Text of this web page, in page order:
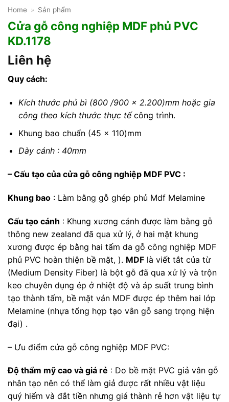
Home » Sản phẩm
Cửa gỗ công nghiệp MDF phủ PVC
KD.1178
Liên hệ
Quy cách:
Kích thước phủ bì (800 /900 x 2.200)mm hoặc gia
công theo kích thước thực tếcông trình.
Khung bao chuẩn (45 x 110)mm
Dày cánh : 40mm
– Cấu tạo của cửa gỗ công nghiệp MDF PVC :
Khung bao : Làm bằng gỗ ghép phủ Mdf Melamine
Cấu tạo cánh : Khung xương cánh được làm bằng gỗ
thông new zealand đã qua xử lý, ở hai mặt khung
xương được ép bằng hai tấm da gỗ công nghiệp MDF
phủ PVC hoàn thiện bề mặt, ). MDF là viết tắt của từ
(Medium Density Fiber) là bột gỗ đã qua xử lý và trộn
keo chuyên dụng ép ở nhiệt độ và áp suất trung bình
tạo thành tấm, bề mặt ván MDF được ép thêm hai lớp
Melamine (nhựa tổng hợp tạo vân gỗ sang trọng hiện
đại) .
– Ưu điểm cửa gỗ công nghiệp MDF PVC:
Độ thẩm mỹ cao và giá rẻ : Do bề mặt PVC giả vân gỗ
nhân tạo nên có thể làm giả được rất nhiều vật liệu
quý hiếm và đắt tiền nhưng giá thành rẻ hơn vật liệu tự